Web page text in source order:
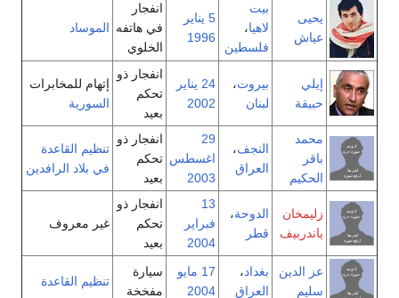
يحيى
عياش
بيت
لاهيا،
فلسطين
5 يناير
1996
انفجار
في هاتفه
الخلوي
الموساد
إيلي
حبيقة
بيروت،
لبنان
24 يناير
2002
انفجار ذو
تحكم
بعيد
إتهام للمخابرات
السورية
محمد
باقر
الحكيم
النجف،
العراق
29
اغسطس
2003
انفجار ذو
تحكم
بعيد
تنظيم القاعدة
في بلاد الرافدين
زليمخان
ياندربيف
الدوحة،
قطر
13
فبراير
2004
انفجار ذو
تحكم
بعيد
غير معروف
عز الدين
سليم
بغداد،
العراق
17 مايو
2004
سيارة
مفخخة
تنظيم القاعدة